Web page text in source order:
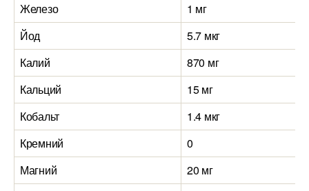
Железо
1 мг
Йод
5.7 мкг
Калий
870 мг
Кальций
15 мг
Кобальт
1.4 мкг
Кремний
0
Магний
20 мг